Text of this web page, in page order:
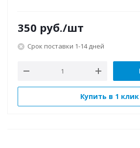
350 руб./шт
Срок поставки 1-14 дней
Купить в 1 клик